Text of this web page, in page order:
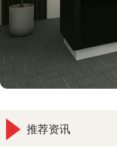
推荐资讯